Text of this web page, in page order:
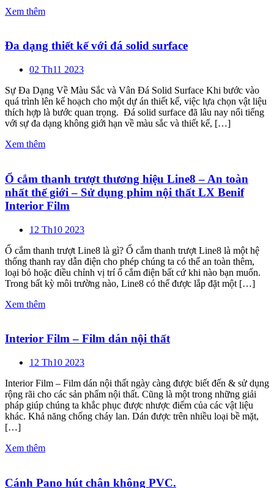
Xem thêm
Đa dạng thiết kế với đá solid surface
02 Th11 2023
Sự Đa Dạng Về Màu Sắc và Vân Đá Solid Surface Khi bước vào
quá trình lên kế hoạch cho một dự án thiết kế, việc lựa chọn vật liệu
thích hợp là bước quan trọng. Đá solid surface đã lâu nay nổi tiếng
với sự đa dạng không giới hạn về màu sắc và thiết kế, […]
Xem thêm
Ổ cắm thanh trượt thương hiệu Line8 – An toàn
nhất thế giới – Sử dụng phim nội thất LX Benif
Interior Film
12 Th10 2023
Ổ cắm thanh trượt Line8 là gì? Ổ cắm thanh trượt Line8 là một hệ
thống thanh ray dẫn điện cho phép chúng ta có thể an toàn thêm,
loại bỏ hoặc điều chỉnh vị trí ổ cắm điện bất cứ khi nào bạn muốn.
Trong bất kỳ môi trường nào, Line8 có thể được lắp đặt một […]
Xem thêm
Interior Film – Film dán nội thất
12 Th10 2023
Interior Film – Film dán nội thất ngày càng được biết đến & sử dụng
rộng rãi cho các sản phẩm nội thất. Cũng là một trong những giải
pháp giúp chúng ta khắc phục được nhược điểm của các vật liệu
khác. Khả năng chống cháy lan. Dán được trên nhiều loại bề mặt,
[…]
Xem thêm
Cánh Pano hút chân không PVC.